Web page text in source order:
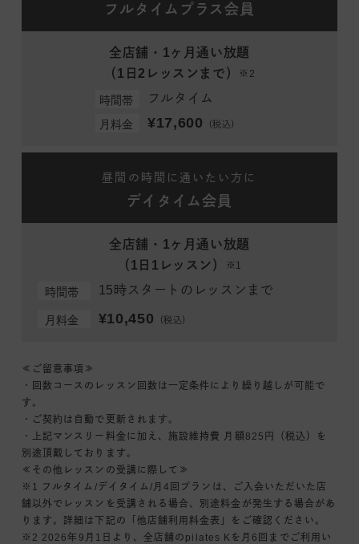
フルタイムプラス会員
全店舗・1ヶ月通い放題
（1日2レッスンまで）
※2
時間帯 フルタイム
月料金 ¥17,600 （税込）
昼間の時間に通いたい方に
デイタイム会員
全店舗・1ヶ月通い放題
（1日1レッスン）
※1
時間帯 15時スタートのレッスンまで
月料金 ¥10,450 （税込）
≪ご留意事項≫
・回数コースのレッスン回数は一定条件により繰り越しが可能で
す。
・ご契約は自動で更新されます。
・上記マンスリー料金に加え、施設維持費 月額825円（税込）を
別途頂戴しております。
≪その他レッスンの受講に際して≫
※1 フルタイム/デイタイム/月4回プランは、ご入会いただいた店
舗以外でレッスンを受講される場合、別途料金が発生する場合があ
ります。詳細は下記の「他店舗利用料金表」をご確認ください。
※2 2026年9月1日より、全店舗のpilates Kを月6回までご利用い